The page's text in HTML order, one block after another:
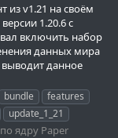
из v1.21 на своём
1.20.6 с
включить набор
данных мира
данное
bundle
features
update_1_21
ядру Paper